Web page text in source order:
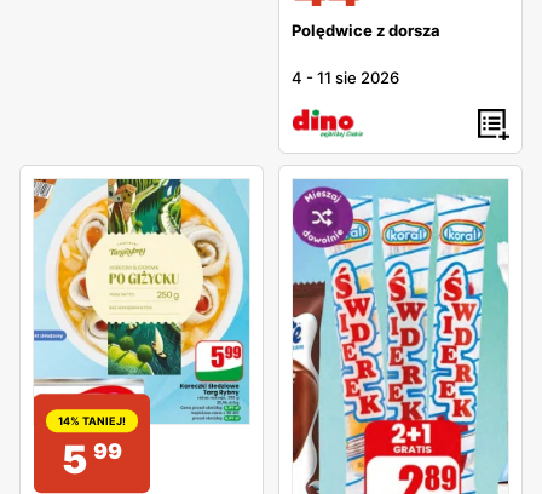
Polędwice z dorsza
4 -11 sie 2026
14% TANIEJ!
5 99